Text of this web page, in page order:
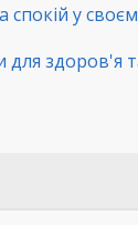
у
для здоров'я